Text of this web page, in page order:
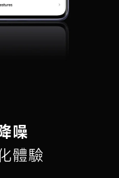
噪
體驗